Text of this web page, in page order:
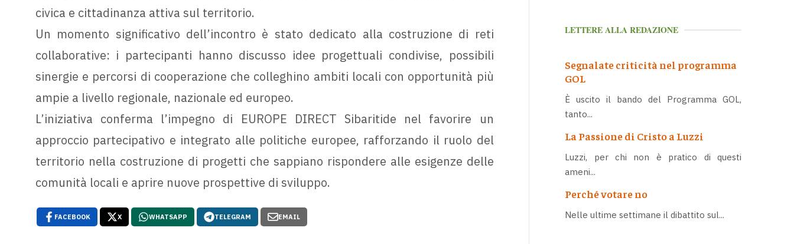
civica e cittadinanza attiva sul territorio.
Un momento significativo dell’incontro è stato dedicato alla costruzione di reti
collaborative: i partecipanti hanno discusso idee progettuali condivise, possibili
sinergie e percorsi di cooperazione che colleghino ambiti locali con opportunità più
ampie a livello regionale, nazionale ed europeo.
L’iniziativa conferma l’impegno di EUROPE DIRECT Sibaritide nel favorire un
approccio partecipativo e integrato alle politiche europee, rafforzando il ruolo del
territorio nella costruzione di progetti che sappiano rispondere alle esigenze delle
comunità locali e aprire nuove prospettive di sviluppo.
FACEBOOK X WHATSAPP TELEGRAM EMAIL
LETTERE ALLA REDAZIONE
Segnalate criticità nel programma
GOL
È uscito il bando del Programma GOL,
tanto...
La Passione di Cristo a Luzzi
Luzzi, per chi non è pratico di questi
ameni...
Perché votare no
Nelle ultime settimane il dibattito sul...